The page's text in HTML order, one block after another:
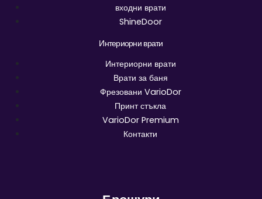
входни врати
ShineDoor
Интериорни врати
Интериорни врати
Врати за баня
Фрезовани VarioDor
Принт стъкла
VarioDor Premium
Контакти